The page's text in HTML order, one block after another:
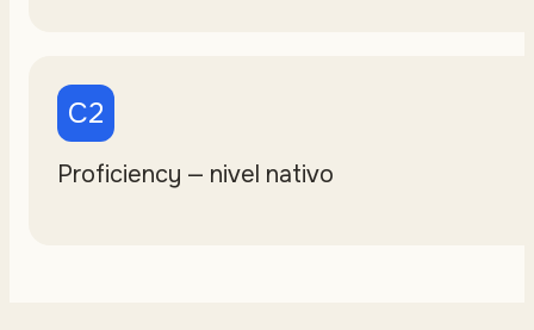
C2
Proficiency — nivel nativo